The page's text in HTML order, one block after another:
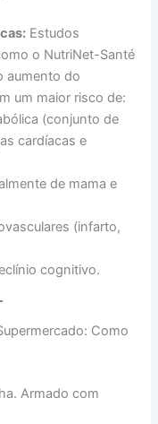
Estudos
o NutriNet-Santé
aumento do
um maior risco de:
(conjunto de
cardíacas e
de mama e
(infarto,
cognitivo.
Como
Armado com